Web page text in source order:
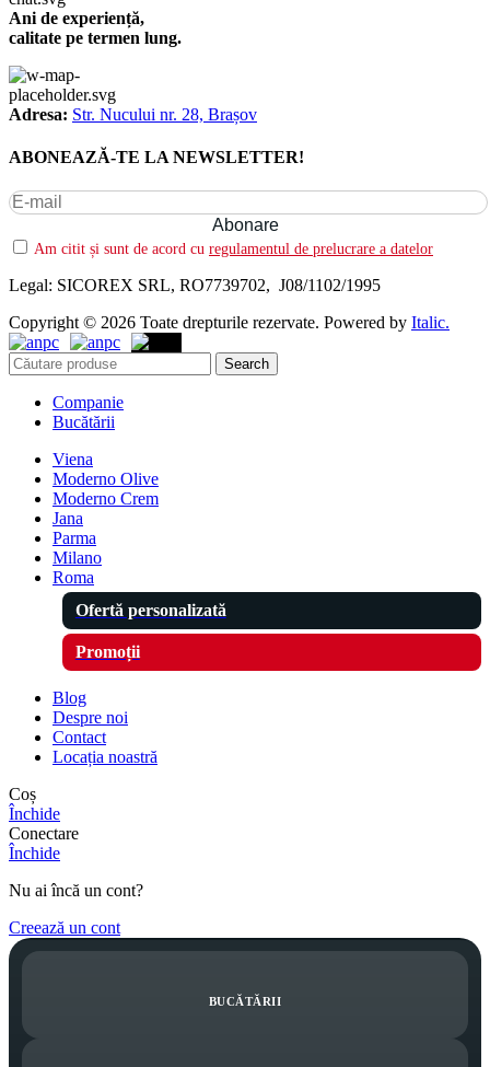
Ani de experiență,
calitate pe termen lung.
Adresa: Str. Nucului nr. 28, Brașov
ABONEAZĂ-TE LA NEWSLETTER!
Am citit și sunt de acord cu regulamentul de prelucrare a datelor
Legal: SICOREX SRL, RO7739702, J08/1102/1995
Copyright © 2026 Toate drepturile rezervate. Powered by Italic.
Search
Companie
Bucătării
Viena
Moderno Olive
Moderno Crem
Jana
Parma
Milano
Roma
Ofertă personalizată
Promoții
Blog
Despre noi
Contact
Locația noastră
Coș
Închide
Conectare
Închide
Nu ai încă un cont?
Creează un cont
BUCĂTĂRII